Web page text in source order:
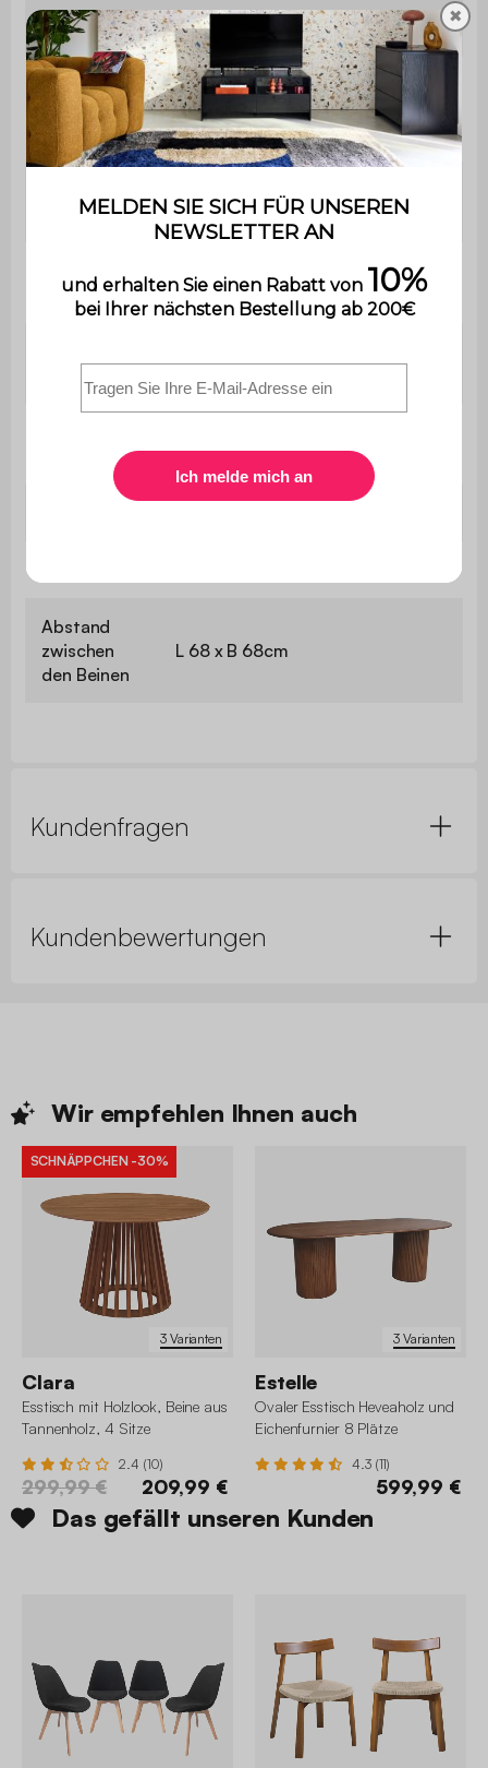
Garantie 2 Jahre
Montage
Der Aufbau ist sehr einfach, eine
Bedienungsanleitung wird
mitgeliefert.
Platte
⌀100 cm
Stärke der
Platte
1,8 cm
74,2 cm
Belastung
Abstand
zwischen
den Beinen
L 68 x B 68cm
Kundenfragen
Kundenbewertungen
Wir empfehlen Ihnen auch
3 Varianten
SCHNÄPPCHEN -30%
Clara
Esstisch mit Holzlook, Beine aus
Tannenholz, 4 Sitze
2.4 (10)
299,99 € 209,99 €
3 Varianten
Estelle
Ovaler Esstisch Heveaholz und
Eichenfurnier 8 Plätze
4.3 (11)
599,99 €
Das gefällt unseren Kunden
✖